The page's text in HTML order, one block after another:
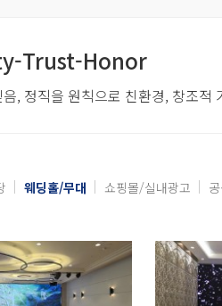
Trust-Honor
, 정직을 원칙으로 친환경, 창조적
웨딩홀/무대 쇼핑몰/실내광고